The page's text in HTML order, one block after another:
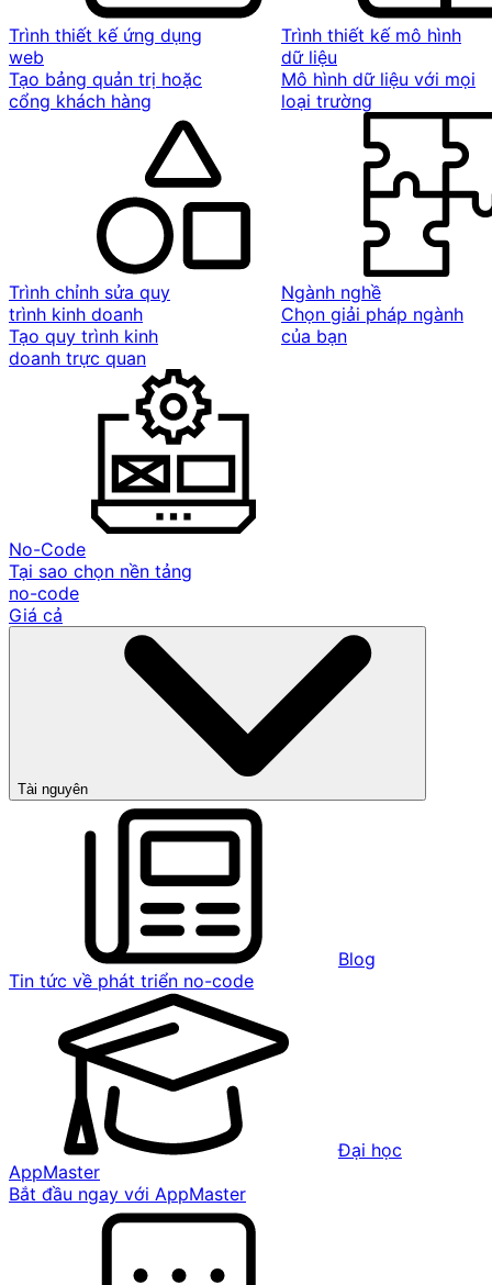
Trình thiết kế ứng dụng
web
Tạo bảng quản trị hoặc
cổng khách hàng
Trình thiết kế mô hình
dữ liệu
Mô hình dữ liệu với mọi
loại trường
Trình chỉnh sửa quy
trình kinh doanh
Tạo quy trình kinh
doanh trực quan
Ngành nghề
Chọn giải pháp ngành
của bạn
No-Code
Tại sao chọn nền tảng
no-code
Giá cả
Tài nguyên
Blog
Tin tức về phát triển no-code
Đại học
AppMaster
Bắt đầu ngay với AppMaster